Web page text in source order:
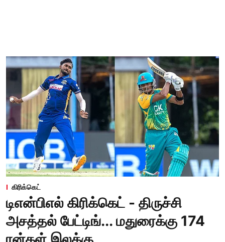
கிரிக்கெட்
டிஎன்பிஎல் கிரிக்கெட் - திருச்சி
அசத்தல் பேட்டிங்... மதுரைக்கு 174